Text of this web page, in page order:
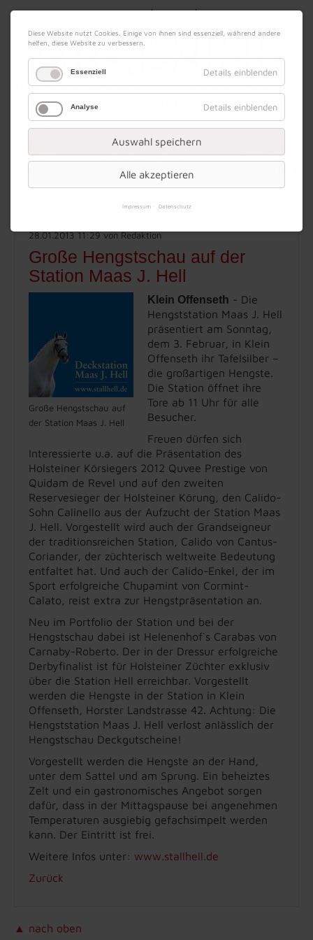
07. August 2026 Impressum|Kontakt|Datenschutz
Werbung
28.01.2013 11:29von Redaktion
Große Hengstschau auf der
Station Maas J. Hell
Große Hengstschau auf
der Station Maas J. Hell
Klein Offenseth - Die
Hengststation Maas J. Hell
präsentiert am Sonntag,
dem 3. Februar, in Klein
Offenseth ihr Tafelsilber –
die großartigen Hengste.
Die Station öffnet ihre
Tore ab 11 Uhr für alle
Besucher.
Freuen dürfen sich
Interessierte u.a. auf die Präsentation des
Holsteiner Körsiegers 2012 Quvee Prestige von
Quidam de Revel und auf den zweiten
Reservesieger der Holsteiner Körung, den Calido-
Sohn Calinello aus der Aufzucht der Station Maas
J. Hell. Vorgestellt wird auch der Grandseigneur
der traditionsreichen Station, Calido von Cantus-
Coriander, der züchterisch weltweite Bedeutung
entfaltet hat. Und auch der Calido-Enkel, der im
Sport erfolgreiche Chupamint von Cormint-
Calato, reist extra zur Hengstpräsentation an.
Neu im Portfolio der Station und bei der
Hengstschau dabei ist Helenenhof`s Carabas von
Carnaby-Roberto. Der in der Dressur erfolgreiche
Derbyfinalist ist für Holsteiner Züchter exklusiv
über die Station Hell erreichbar. Vorgestellt
werden die Hengste in der Station in Klein
Offenseth, Horster Landstrasse 42. Achtung: Die
Hengststation Maas J. Hell verlost anlässlich der
Hengstschau Deckgutscheine!
Vorgestellt werden die Hengste an der Hand,
unter dem Sattel und am Sprung. Ein beheiztes
Zelt und ein gastronomisches Angebot sorgen
dafür, dass in der Mittagspause bei angenehmen
Temperaturen ausgiebig gefachsimpelt werden
kann. Der Eintritt ist frei.
Weitere Infos unter: www.stallhell.de
Zurück
▲ nach oben
Diese Website nutzt Cookies. Einige von ihnen sind essenziell, während andere
helfen, diese Website zu verbessern.
Essenziell Details einblenden
Analyse Details einblenden
Auswahl speichern
Alle akzeptieren
Impressum Datenschutz